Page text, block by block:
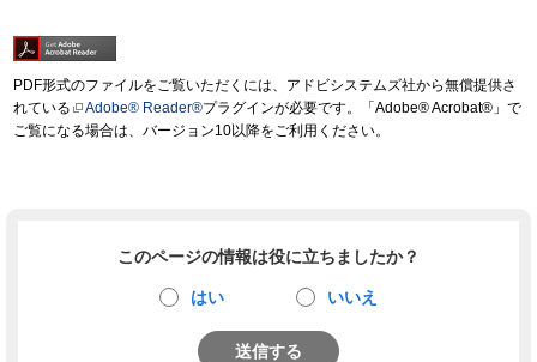
PDF形式のファイルをご覧いただくには、アドビシステムズ社から無償提供さ
れている
Adobe® Reader®プラグインが必要です。「Adobe® Acrobat®」で
ご覧になる場合は、バージョン10以降をご利用ください。
このページの情報は役に立ちましたか？
はい いいえ
送信する